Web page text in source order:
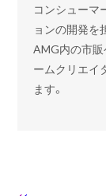
コンシューマ
ョンの開発を
AMG内の市販
ームクリエイ
ます。